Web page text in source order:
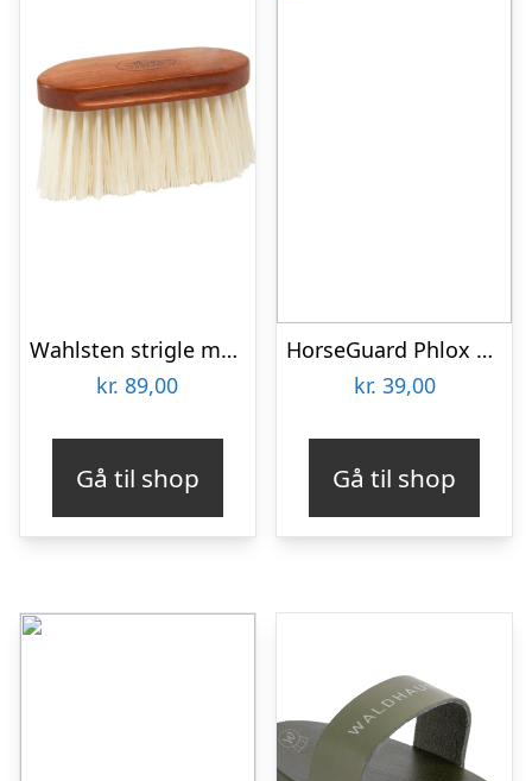
Wahlsten strigle med lange børster
kr. 89,00
Gå til shop
HorseGuard Phlox Pink Dandybørste
kr. 39,00
Gå til shop